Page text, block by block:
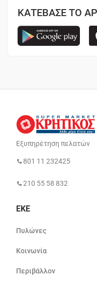
ΚΑΤΕΒΑΣΕ ΤΟ
Εξυπηρέτηση πελατών
801 11 232425
210 55 58 832
ΕΚΕ
Πυλώνες
Κοινωνία
Περιβάλλον